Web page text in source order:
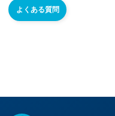
よくある質問